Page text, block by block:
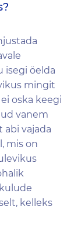
isegi öelda
mingit
oska keegi
vanem
abi vajada
mis on
kelleks